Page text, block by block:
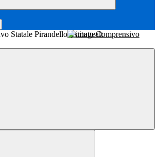
Istituto Comprensivo